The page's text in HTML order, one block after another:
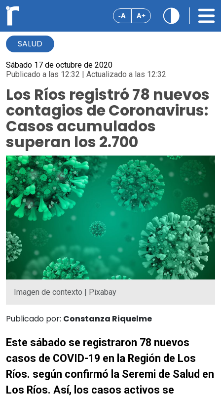
-A A+
SALUD
Sábado 17 de octubre de 2020
Publicado a las 12:32 | Actualizado a las 12:32
Los Ríos registró 78 nuevos
contagios de Coronavirus:
Casos acumulados
superan los 2.700
Imagen de contexto | Pixabay
Publicado por: Constanza Riquelme
Este sábado se registraron 78 nuevos
casos de COVID-19 en la Región de Los
Ríos. según confirmó la Seremi de Salud en
Los Ríos. Así, los casos activos se